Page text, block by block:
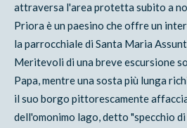
attraversa l'area protetta subito a
Priora è un paesino che offre un
la parrocchiale di Santa Maria
Meritevoli di una breve escursione
Papa, mentre una sosta più lunga
il suo borgo pittorescamente
dell'omonimo lago, detto "specchio